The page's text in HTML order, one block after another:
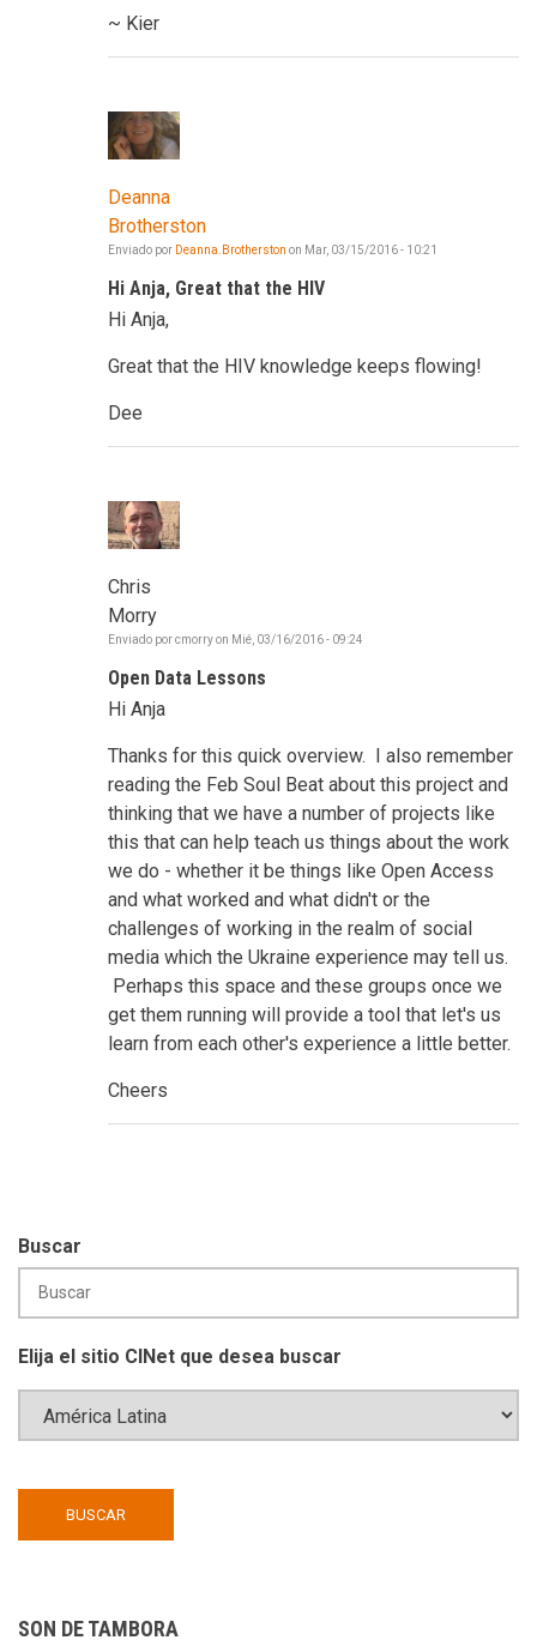
~ Kier
Deanna
Brotherston
Enviado por Deanna.Brotherston on Mar, 03/15/2016 - 10:21
Hi Anja, Great that the HIV
Hi Anja,
Great that the HIV knowledge keeps flowing!
Dee
Chris
Morry
Enviado porcmorryon Mié, 03/16/2016 - 09:24
Open Data Lessons
Hi Anja
Thanks for this quick overview. I also remember
reading the Feb Soul Beat about this project and
thinking that we have a number of projects like
this that can help teach us things about the work
we do - whether it be things like Open Access
and what worked and what didn't or the
challenges of working in the realm of social
media which the Ukraine experience may tell us.
Perhaps this space and these groups once we
get them running will provide a tool that let's us
learn from each other's experience a little better.
Cheers
Buscar
Elija el sitio CINet que desea buscar
SON DE TAMBORA